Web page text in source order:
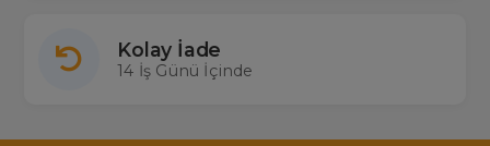
Kolay İade
14 İş Günü İçinde